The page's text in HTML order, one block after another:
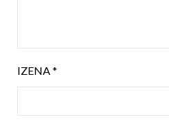
IZENA*